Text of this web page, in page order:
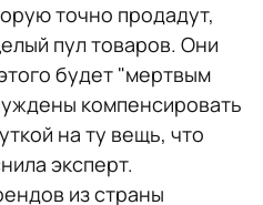
точно продадут,
пул товаров. Они
будет "мертвым
компенсировать
на ту вещь, что
эксперт.
из страны